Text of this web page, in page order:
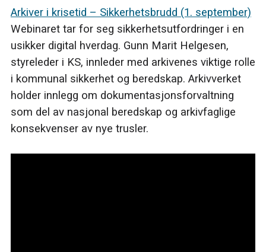
Arkiver i krisetid – Sikkerhetsbrudd (1. september)
Webinaret tar for seg sikkerhetsutfordringer i en
usikker digital hverdag. Gunn Marit Helgesen,
styreleder i KS, innleder med arkivenes viktige rolle
i kommunal sikkerhet og beredskap. Arkivverket
holder innlegg om dokumentasjonsforvaltning
som del av nasjonal beredskap og arkivfaglige
konsekvenser av nye trusler.